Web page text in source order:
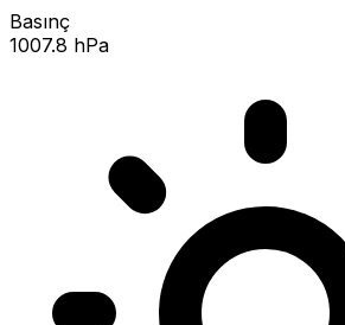
Basınç
1007.8 hPa